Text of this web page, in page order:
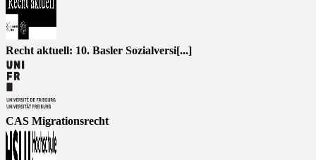
Recht aktuell: 10. Basler Sozialversi[...]
CAS Migrationsrecht